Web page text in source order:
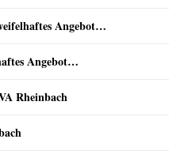
Angebot…
Angebot…
Rheinbach